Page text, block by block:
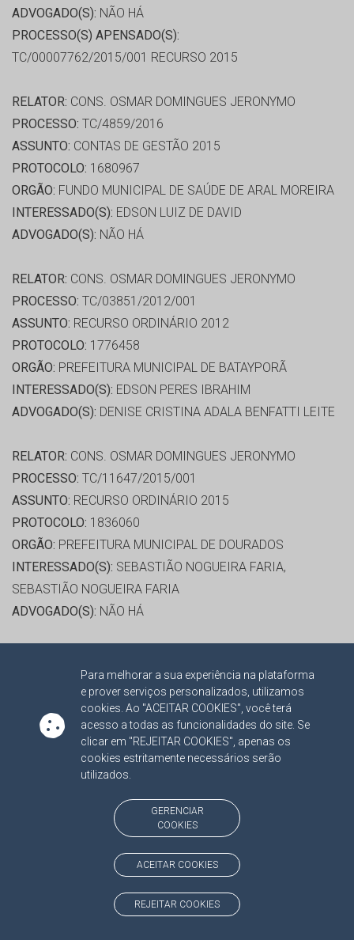
Para melhorar a sua experiência na plataforma
e prover serviços personalizados, utilizamos
cookies. Ao "ACEITAR COOKIES", você terá
acesso a todas as funcionalidades do site. Se
clicar em "REJEITAR COOKIES", apenas os
cookies estritamente necessários serão
utilizados.
GERENCIAR
COOKIES
ACEITAR COOKIES
REJEITAR COOKIES
ADVOGADO(S): NÃO HÁ
PROCESSO(S) APENSADO(S):
TC/00007762/2015/001 RECURSO 2015
RELATOR: CONS. OSMAR DOMINGUES JERONYMO
PROCESSO: TC/4859/2016
ASSUNTO: CONTAS DE GESTÃO 2015
PROTOCOLO: 1680967
ORGÃO: FUNDO MUNICIPAL DE SAÚDE DE ARAL MOREIRA
INTERESSADO(S): EDSON LUIZ DE DAVID
ADVOGADO(S): NÃO HÁ
RELATOR: CONS. OSMAR DOMINGUES JERONYMO
PROCESSO: TC/03851/2012/001
ASSUNTO: RECURSO ORDINÁRIO 2012
PROTOCOLO: 1776458
ORGÃO: PREFEITURA MUNICIPAL DE BATAYPORÃ
INTERESSADO(S): EDSON PERES IBRAHIM
ADVOGADO(S): DENISE CRISTINA ADALA BENFATTI LEITE
RELATOR: CONS. OSMAR DOMINGUES JERONYMO
PROCESSO: TC/11647/2015/001
ASSUNTO: RECURSO ORDINÁRIO 2015
PROTOCOLO: 1836060
ORGÃO: PREFEITURA MUNICIPAL DE DOURADOS
INTERESSADO(S): SEBASTIÃO NOGUEIRA FARIA,
SEBASTIÃO NOGUEIRA FARIA
ADVOGADO(S): NÃO HÁ
TC/15117/2015/001
RECURSO ORDINÁRIO 2015
PROTOCOLO:1877735
PREFEITURA MUNICIPAL DE DOURADOS
INTERESSADO(S):SEBASTIÃO NOGUEIRA FARIA
CONS. OSMAR DOMINGUES JERONYMO
TC/19811/2015/001
RECURSO ORDINÁRIO 2015
1780072